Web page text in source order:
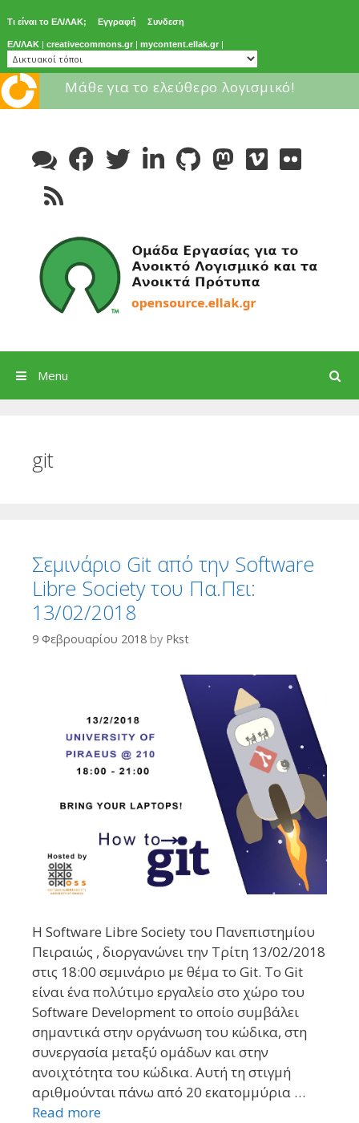
Τι είναι το ΕΛ/ΛΑΚ; Εγγραφή Συνδεση
ΕΛ/ΛΑΚ | creativecommons.gr | mycontent.ellak.gr |
Μάθε για το ελεύθερο λογισμικό!
content
Search
Menu
git
Σεμινάριο Git από την Software
Libre Society του Πα.Πει:
13/02/2018
9 Φεβρουαρίου 2018 by Pkst
Η Software Libre Society του Πανεπιστημίου
Πειραιώς , διοργανώνει την Τρίτη 13/02/2018
στις 18:00 σεμινάριο με θέμα το Git. To Git
είναι ένα πολύτιμο εργαλείο στο χώρο του
Software Development το οποίο συμβάλει
σημαντικά στην οργάνωση του κώδικα, στη
συνεργασία μεταξύ ομάδων και στην
ανοιχτότητα του κώδικα. Αυτή τη στιγμή
αριθμούνται πάνω από 20 εκατομμύρια …
Read more